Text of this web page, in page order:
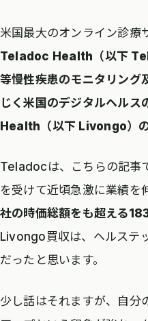
米国最大のオンライン診療
Teladoc Health（以下
等慢性疾患のモニタリング
じく米国のデジタルヘル
Health（以下 Livongo）
Teladocは、こちらの記事
を受けて近頃急激に業績を
社の時価総額をも超える
Livongo買収は、ヘルステ
だったと思います。
少し話はそれますが、自